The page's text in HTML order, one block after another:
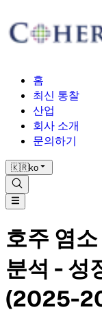
홈
최신 통찰
산업
회사 소개
문의하기
🇰🇷ko
호주 염
분석 - 성
(2025-